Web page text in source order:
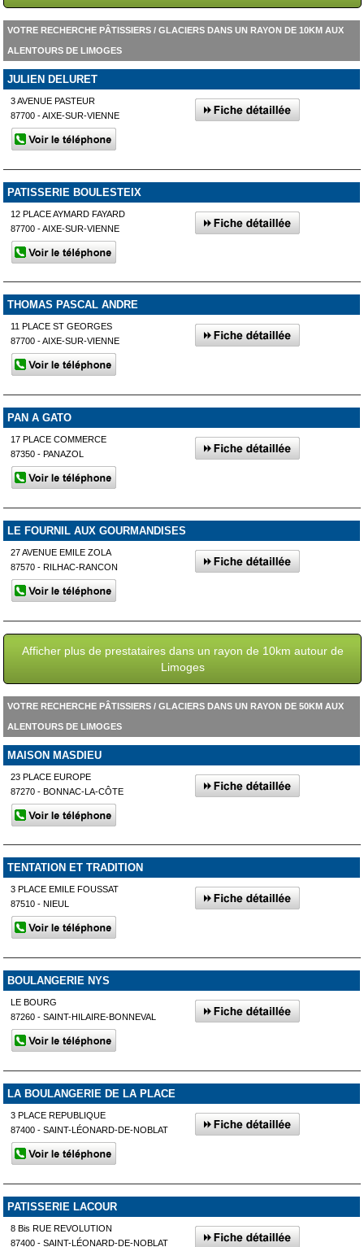
VOTRE RECHERCHE PÂTISSIERS / GLACIERS DANS UN RAYON DE 10KM AUX
ALENTOURS DE LIMOGES
JULIEN DELURET
3 AVENUE PASTEUR
87700 - AIXE-SUR-VIENNE
PATISSERIE BOULESTEIX
12 PLACE AYMARD FAYARD
87700 - AIXE-SUR-VIENNE
THOMAS PASCAL ANDRE
11 PLACE ST GEORGES
87700 - AIXE-SUR-VIENNE
PAN A GATO
17 PLACE COMMERCE
87350 - PANAZOL
LE FOURNIL AUX GOURMANDISES
27 AVENUE EMILE ZOLA
87570 - RILHAC-RANCON
Afficher plus de prestataires dans un rayon de 10km autour de
Limoges
VOTRE RECHERCHE PÂTISSIERS / GLACIERS DANS UN RAYON DE 50KM AUX
ALENTOURS DE LIMOGES
MAISON MASDIEU
23 PLACE EUROPE
87270 - BONNAC-LA-CÔTE
TENTATION ET TRADITION
3 PLACE EMILE FOUSSAT
87510 - NIEUL
BOULANGERIE NYS
LE BOURG
87260 - SAINT-HILAIRE-BONNEVAL
LA BOULANGERIE DE LA PLACE
3 PLACE REPUBLIQUE
87400 - SAINT-LÉONARD-DE-NOBLAT
PATISSERIE LACOUR
8 Bis RUE REVOLUTION
87400 - SAINT-LÉONARD-DE-NOBLAT